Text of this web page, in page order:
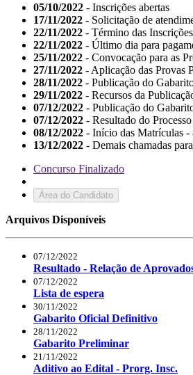
05/10/2022 - Inscrições abertas
17/11/2022 - Solicitação de
22/11/2022 - Término das
22/11/2022 - Último dia para
25/11/2022 - Convocação para as
27/11/2022 - Aplicação das Provas
28/11/2022 - Publicação do
29/11/2022 - Recursos da
07/12/2022 - Publicação do
07/12/2022 - Resultado do
08/12/2022 - Início das Matrículas -
13/12/2022 - Demais chamadas
Concurso Finalizado
Área do Candidato
Arquivos Disponíveis
07/12/2022
Resultado - Relação de
07/12/2022
Lista de espera
30/11/2022
Gabarito Oficial Definitivo
28/11/2022
Gabarito Preliminar
21/11/2022
Aditivo ao Edital - Prorg. Insc.